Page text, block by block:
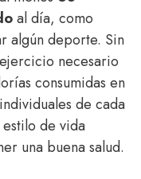
al día, como
algún deporte. Sin
necesario
consumidas en
de cada
de vida
una buena salud.